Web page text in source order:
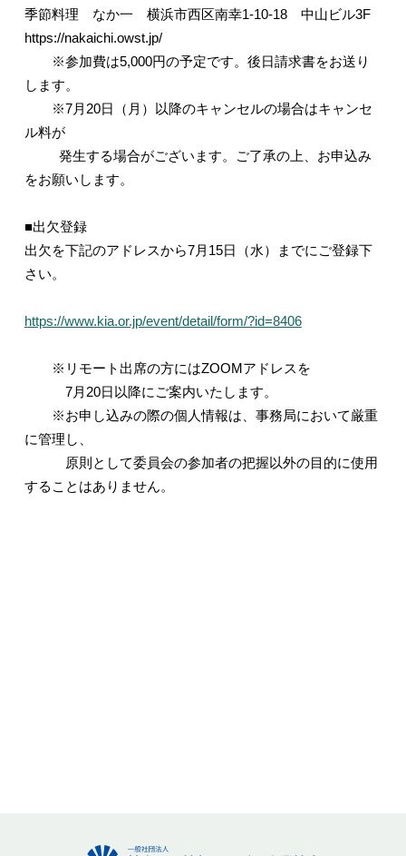
季節料理 なか一 横浜市西区南幸1-10-18 中山ビル3F
https://nakaichi.owst.jp/
※参加費は5,000円の予定です。後日請求書をお送り
します。
※7月20日（月）以降のキャンセルの場合はキャンセ
ル料が
発生する場合がございます。ご了承の上、お申込み
をお願いします。
■出欠登録
出欠を下記のアドレスから7月15日（水）までにご登録下
さい。
https://www.kia.or.jp/event/detail/form/?id=8406
※リモート出席の方にはZOOMアドレスを
7月20日以降にご案内いたします。
※お申し込みの際の個人情報は、事務局において厳重
に管理し、
原則として委員会の参加者の把握以外の目的に使用
することはありません。